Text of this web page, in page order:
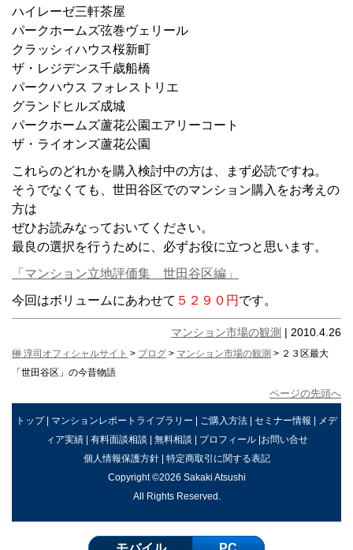
ハイレーゼ三軒茶屋
パークホームズ弦巻ヴェリール
クラッシィハウス桜新町
ザ・レジデンス千歳船橋
パークハウス フォレストリエ
グランドヒルズ成城
パークホームズ蘆花公園エアリーコート
ザ・ライオンズ蘆花公園
これらのどれかを購入検討中の方は、まず必読ですね。
そうでなくても、世田谷区でのマンション購入をお考えの
方は
ぜひお読みなっておいてください。
最良の選択を行うために、必ずお役に立つと思います。
「マンション立地評価集 世田谷区編」
今回はボリュームにあわせて ５２９０円 です。
マンション市場の観測 | 2010.4.26
榊 淳司オフィシャルサイト > ブログ > マンション市場の観測 > ２３区最大
「世田谷区」の今昔物語
ページの先頭へ
トップ| マンションレポートライブラリー | ご購入方法 | セミナー情報 | メデ
ィア実績| 有料面談相談 | 無料相談 | プロフィール|お問い合せ
個人情報保護方針| 特定商取引に関する表記
Copyright ©2026 Sakaki Atsushi
All Rights Reserved.